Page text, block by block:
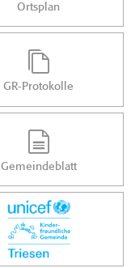
Ortsplan
GR-Protokolle
Gemeindeblatt